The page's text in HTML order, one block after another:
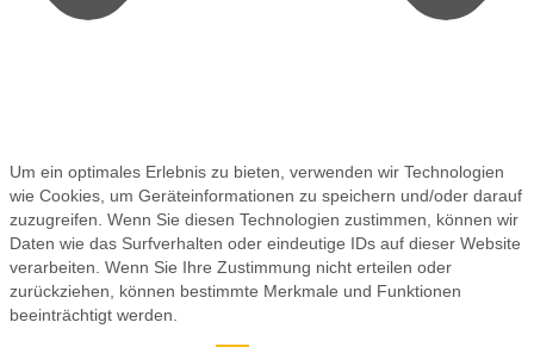
Um ein optimales Erlebnis zu bieten, verwenden wir Technologien
wie Cookies, um Geräteinformationen zu speichern und/oder darauf
zuzugreifen. Wenn Sie diesen Technologien zustimmen, können wir
Daten wie das Surfverhalten oder eindeutige IDs auf dieser Website
verarbeiten. Wenn Sie Ihre Zustimmung nicht erteilen oder
zurückziehen, können bestimmte Merkmale und Funktionen
beeinträchtigt werden.